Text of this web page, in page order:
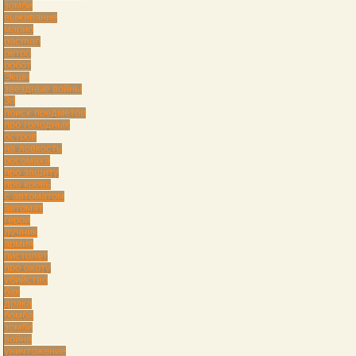
зомби
выживание
марио
pacman
ретро
робот
Экшн
звездные войны
3d
поиск предметов
про голодных
остров
на ловкость
росомаха
про защиту
про кровь
с автоматом
автомат
герои
лучник
армия
пистолет
про охоту
убийство
бак
драка
бомба
зомби
война
уничтожение